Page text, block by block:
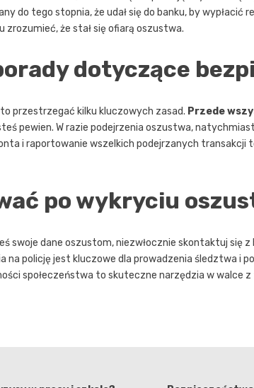
do tego stopnia, że udał się do banku, by wypłacić
zrozumieć, że stał się ofiarą oszustwa.
dotyczące
przestrzegać kilku kluczowych zasad. Przede
pewien. W razie podejrzenia oszustwa,
i raportowanie wszelkich podejrzanych transakcji
po wykryciu
swoje dane oszustom, niezwłocznie skontaktuj się
na policję jest kluczowe dla prowadzenia śledztwa i
społeczeństwa to skuteczne narzędzia w walce